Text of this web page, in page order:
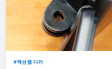
액션캠 디카